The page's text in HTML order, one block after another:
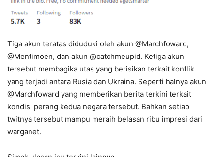
Tiga akun teratas diduduki oleh akun @Marchfoward,
@Mentimoen, dan akun @catchmeupid. Ketiga akun
tersebut membagika utas yang berisikan terkait konflik
yang terjadi antara Rusia dan Ukraina. Seperti halnya akun
@Marchfoward yang memberikan berita terkini terkait
kondisi perang kedua negara tersebut. Bahkan setiap
twitnya tersebut mampu meraih belasan ribu impresi dari
warganet.